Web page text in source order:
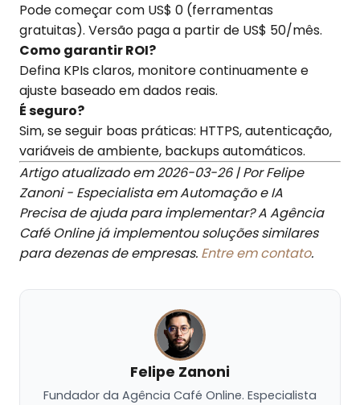
Pode começar com US$ 0 (ferramentas
gratuitas). Versão paga a partir de US$ 50/mês.
Como garantir ROI?
Defina KPIs claros, monitore continuamente e
ajuste baseado em dados reais.
É seguro?
Sim, se seguir boas práticas: HTTPS, autenticação,
variáveis de ambiente, backups automáticos.
Artigo atualizado em 2026-03-26 | Por Felipe
Zanoni - Especialista em Automação e IA
Precisa de ajuda para implementar? A Agência
Café Online já implementou soluções similares
para dezenas de empresas. Entre em contato.
Felipe Zanoni
Fundador da Agência Café Online. Especialista